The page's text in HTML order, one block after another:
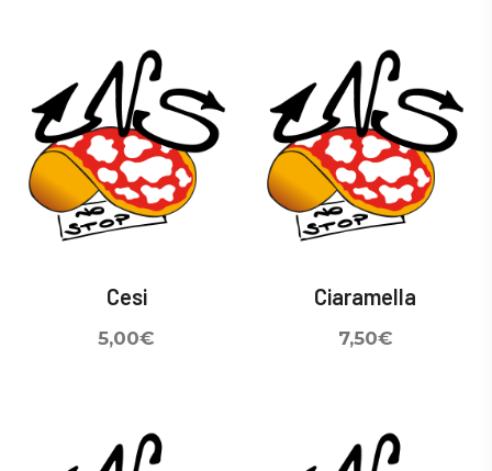
Cesi
5,00€
Ciaramella
7,50€